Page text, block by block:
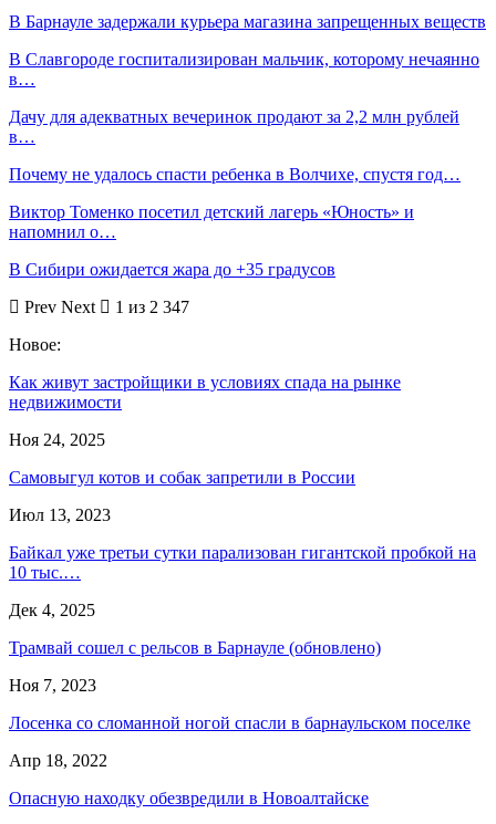
В Барнауле задержали курьера магазина запрещенных веществ
В Славгороде госпитализирован мальчик, которому нечаянно
в…
Дачу для адекватных вечеринок продают за 2,2 млн рублей
в…
Почему не удалось спасти ребенка в Волчихе, спустя год…
Виктор Томенко посетил детский лагерь «Юность» и
напомнил о…
В Сибири ожидается жара до +35 градусов
Prev Next
1 из 2 347
Новое:
Как живут застройщики в условиях спада на рынке
недвижимости
Ноя 24, 2025
Самовыгул котов и собак запретили в России
Июл 13, 2023
Байкал уже третьи сутки парализован гигантской пробкой на
10 тыс.…
Дек 4, 2025
Трамвай сошел с рельсов в Барнауле (обновлено)
Ноя 7, 2023
Лосенка со сломанной ногой спасли в барнаульском поселке
Апр 18, 2022
Опасную находку обезвредили в Новоалтайске